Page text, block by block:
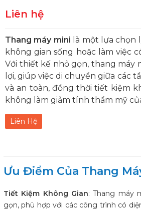
Liên hệ
Thang máy mini là một lựa chọn
không gian sống hoặc làm việc
Với thiết kế nhỏ gọn, thang máy
lợi, giúp việc di chuyển giữa các
và an toàn, đồng thời tiết kiệm
không làm giảm tính thẩm mỹ
Liên Hệ
Ưu Điểm Của Thang
Tiết Kiệm Không Gian: Thang máy
gọn, phù hợp với các công trình có